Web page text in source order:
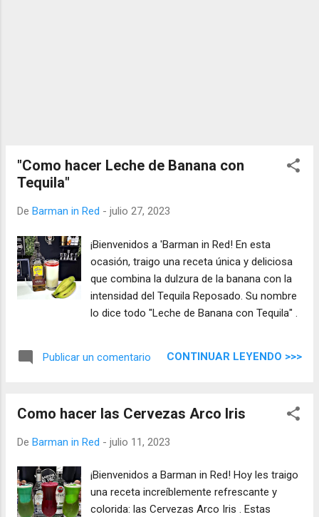
"Como hacer Leche de Banana con
Tequila"
De Barman in Red - julio 27, 2023
¡Bienvenidos a 'Barman in Red! En esta
ocasión, traigo una receta única y deliciosa
que combina la dulzura de la banana con la
intensidad del Tequila Reposado. Su nombre
lo dice todo "Leche de Banana con Tequila" .
Publicar un comentario CONTINUAR LEYENDO >>>
Como hacer las Cervezas Arco Iris
De Barman in Red - julio 11, 2023
¡Bienvenidos a Barman in Red! Hoy les traigo
una receta increíblemente refrescante y
colorida: las Cervezas Arco Iris . Estas